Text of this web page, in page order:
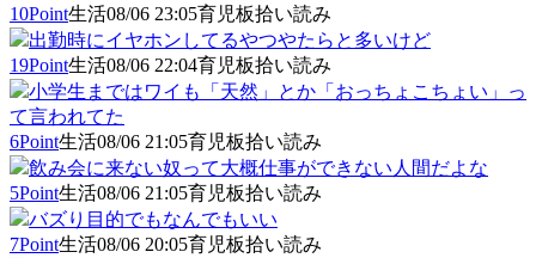
10Point生活08/06 23:05育児板拾い読み
出勤時にイヤホンしてるやつやたらと多いけど
19Point生活08/06 22:04育児板拾い読み
小学生まではワイも「天然」とか「おっちょこちょい」っ
て言われてた
6Point生活08/06 21:05育児板拾い読み
飲み会に来ない奴って大概仕事ができない人間だよな
5Point生活08/06 21:05育児板拾い読み
バズり目的でもなんでもいい
7Point生活08/06 20:05育児板拾い読み